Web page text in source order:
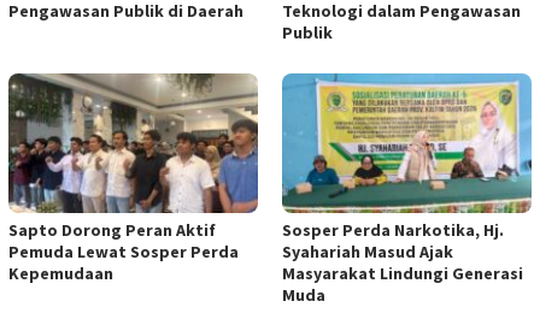
Pengawasan Publik di Daerah
Teknologi dalam Pengawasan
Publik
Sapto Dorong Peran Aktif
Pemuda Lewat Sosper Perda
Kepemudaan
Sosper Perda Narkotika, Hj.
Syahariah Masud Ajak
Masyarakat Lindungi Generasi
Muda